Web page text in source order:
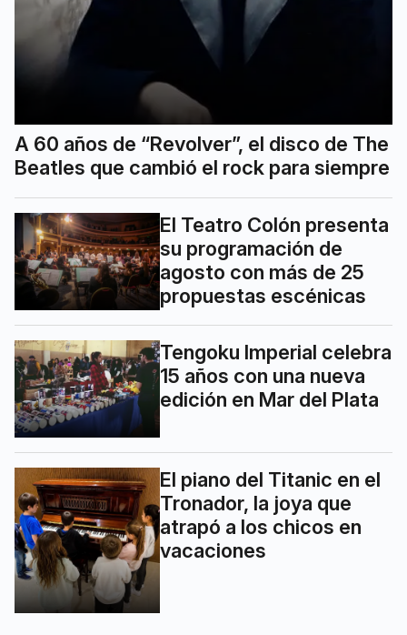
A 60 años de “Revolver”, el disco de The
Beatles que cambió el rock para siempre
El Teatro Colón presenta
su programación de
agosto con más de 25
propuestas escénicas
Tengoku Imperial celebra
15 años con una nueva
edición en Mar del Plata
El piano del Titanic en el
Tronador, la joya que
atrapó a los chicos en
vacaciones